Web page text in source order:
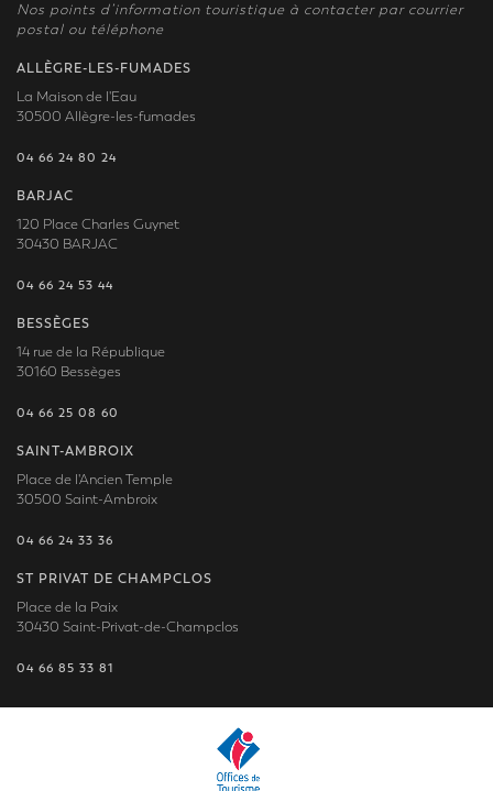
Nos points d’information touristique à contacter par courrier
postal ou téléphone
ALLÈGRE-LES-FUMADES
La Maison de l'Eau
30500 Allègre-les-fumades
04 66 24 80 24
BARJAC
120 Place Charles Guynet
30430 BARJAC
04 66 24 53 44
BESSÈGES
14 rue de la République
30160 Bessèges
04 66 25 08 60
SAINT-AMBROIX
Place de l'Ancien Temple
30500 Saint-Ambroix
04 66 24 33 36
ST PRIVAT DE CHAMPCLOS
Place de la Paix
30430 Saint-Privat-de-Champclos
04 66 85 33 81